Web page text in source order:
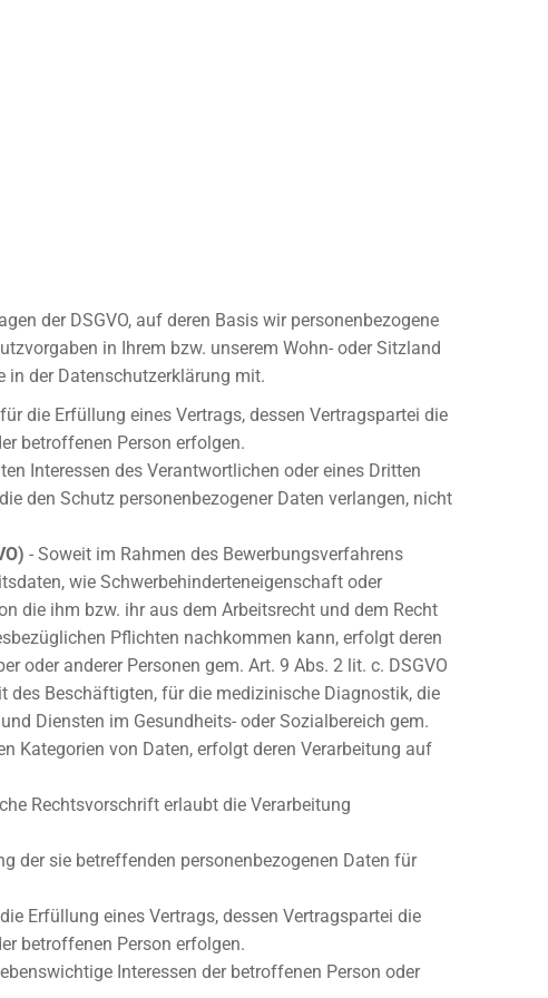
der DSGVO, auf deren Basis wir personenbezogene
in Ihrem bzw. unserem Wohn- oder Sitzland
in der Datenschutzerklärung mit.
die Erfüllung eines Vertrags, dessen Vertragspartei die
betroffenen Person erfolgen.
Interessen des Verantwortlichen oder eines Dritten
den Schutz personenbezogener Daten verlangen, nicht
- Soweit im Rahmen des Bewerbungsverfahrens
wie Schwerbehinderteneigenschaft oder
die ihm bzw. ihr aus dem Arbeitsrecht und dem Recht
Pflichten nachkommen kann, erfolgt deren
oder anderer Personen gem. Art. 9 Abs. 2 lit. c. DSGVO
des Beschäftigten, für die medizinische Diagnostik, die
Diensten im Gesundheits- oder Sozialbereich gem.
Kategorien von Daten, erfolgt deren Verarbeitung auf
Rechtsvorschrift erlaubt die Verarbeitung
der sie betreffenden personenbezogenen Daten für
Erfüllung eines Vertrags, dessen Vertragspartei die
betroffenen Person erfolgen.
Interessen der betroffenen Person oder